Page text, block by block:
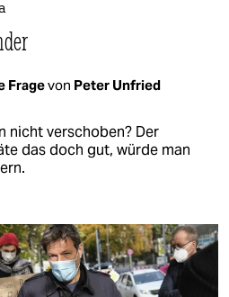
Fragevon Peter Unfried
nicht verschoben? Der
das doch gut, würde man